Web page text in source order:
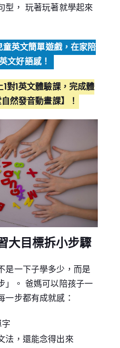
型， 玩著玩著就學起來
英文簡單遊戲，在家陪
文好語感！
對1英文體驗課，完成體
然發音動畫課】！
大目標拆小步驟
是一下子學多少，而是
」。 爸媽可以陪孩子一
一步都有成就感：
法，還能念得出來